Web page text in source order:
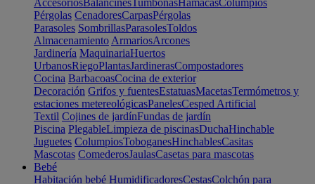
AccesoriosBalancinesTumbonasHamacasColumpios
Pérgolas CenadoresCarpasPérgolas
Parasoles SombrillasParasolesToldos
Almacenamiento ArmariosArcones
Jardinería MaquinariaHuertos
UrbanosRiegoPlantasJardinerasCompostadores
Cocina BarbacoasCocina de exterior
Decoración Grifos y fuentesEstatuasMacetasTermómetros y
estaciones metereológicasPanelesCesped Artificial
Textil Cojines de jardínFundas de jardín
Piscina PlegableLimpieza de piscinasDuchaHinchable
Juguetes ColumpiosToboganesHinchablesCasitas
Mascotas ComederosJaulasCasetas para mascotas
Bebé
Habitación bebé HumidificadoresCestasColchón para